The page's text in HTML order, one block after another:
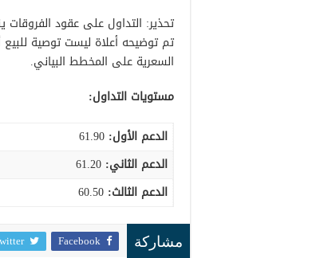
تحذير: التداول على عقود
تم توضيحه أعلاة ليست توصية للبيع
السعرية على المخطط البياني.
مستويات التداول:
الدعم الأول: 61.90
الدعم الثاني:
الدعم الثالث:
مشاركة Facebook